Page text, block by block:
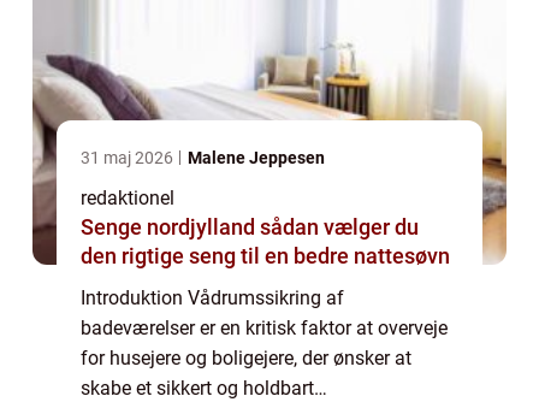
31 maj 2026 Malene Jeppesen
redaktionel
Senge nordjylland sådan vælger du
den rigtige seng til en bedre nattesøvn
Introduktion Vådrumssikring af
badeværelser er en kritisk faktor at overveje
for husejere og boligejere, der ønsker at
skabe et sikkert og holdbart